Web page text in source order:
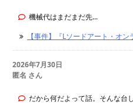
機械代はまだまだ先...
【事件】『Lソードアート・オ
2026年7月30日
匿名 さん
だから何だよって話。そんな台